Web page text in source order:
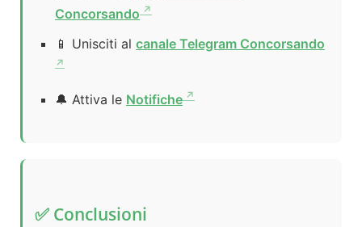
Concorsando
📱 Unisciti al canale Telegram Concorsando
🔔 Attiva le Notifiche
✅ Conclusioni